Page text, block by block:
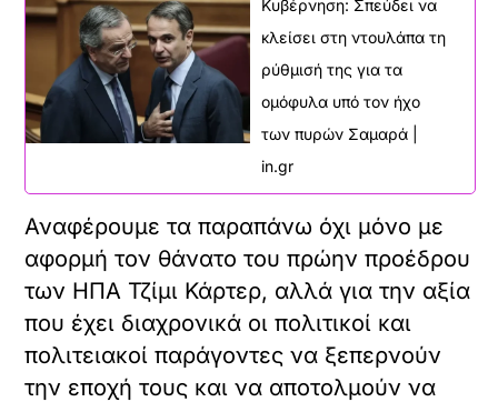
Κυβέρνηση: Σπεύδει να
κλείσει στη ντουλάπα τη
ρύθμισή της για τα
ομόφυλα υπό τον ήχο
των πυρών Σαμαρά |
in.gr
Αναφέρουμε τα παραπάνω όχι μόνο με
αφορμή τον θάνατο του πρώην προέδρου
των ΗΠΑ Τζίμι Κάρτερ, αλλά για την αξία
που έχει διαχρονικά οι πολιτικοί και
πολιτειακοί παράγοντες να ξεπερνούν
την εποχή τους και να αποτολμούν να